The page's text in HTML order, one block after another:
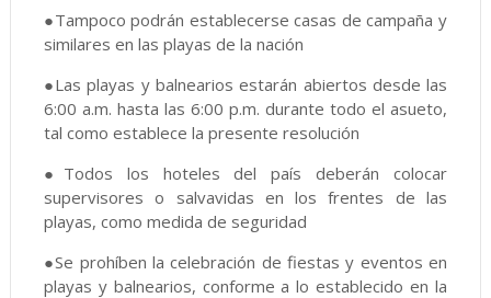
●Tampoco podrán establecerse casas de campaña y
similares en las playas de la nación
●Las playas y balnearios estarán abiertos desde las
6:00 a.m. hasta las 6:00 p.m. durante todo el asueto,
tal como establece la presente resolución
●Todos los hoteles del país deberán colocar
supervisores o salvavidas en los frentes de las
playas, como medida de seguridad
●Se prohíben la celebración de fiestas y eventos en
playas y balnearios, conforme a lo establecido en la